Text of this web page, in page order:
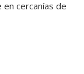
en cercanías de